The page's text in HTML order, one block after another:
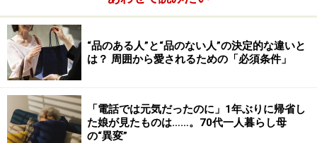
“品のある人”と“品のない人”の決定的な違いと
は？ 周囲から愛されるための「必須条件」
「電話では元気だったのに」1年ぶりに帰省し
た娘が見たものは……。70代一人暮らし母
の“異変”